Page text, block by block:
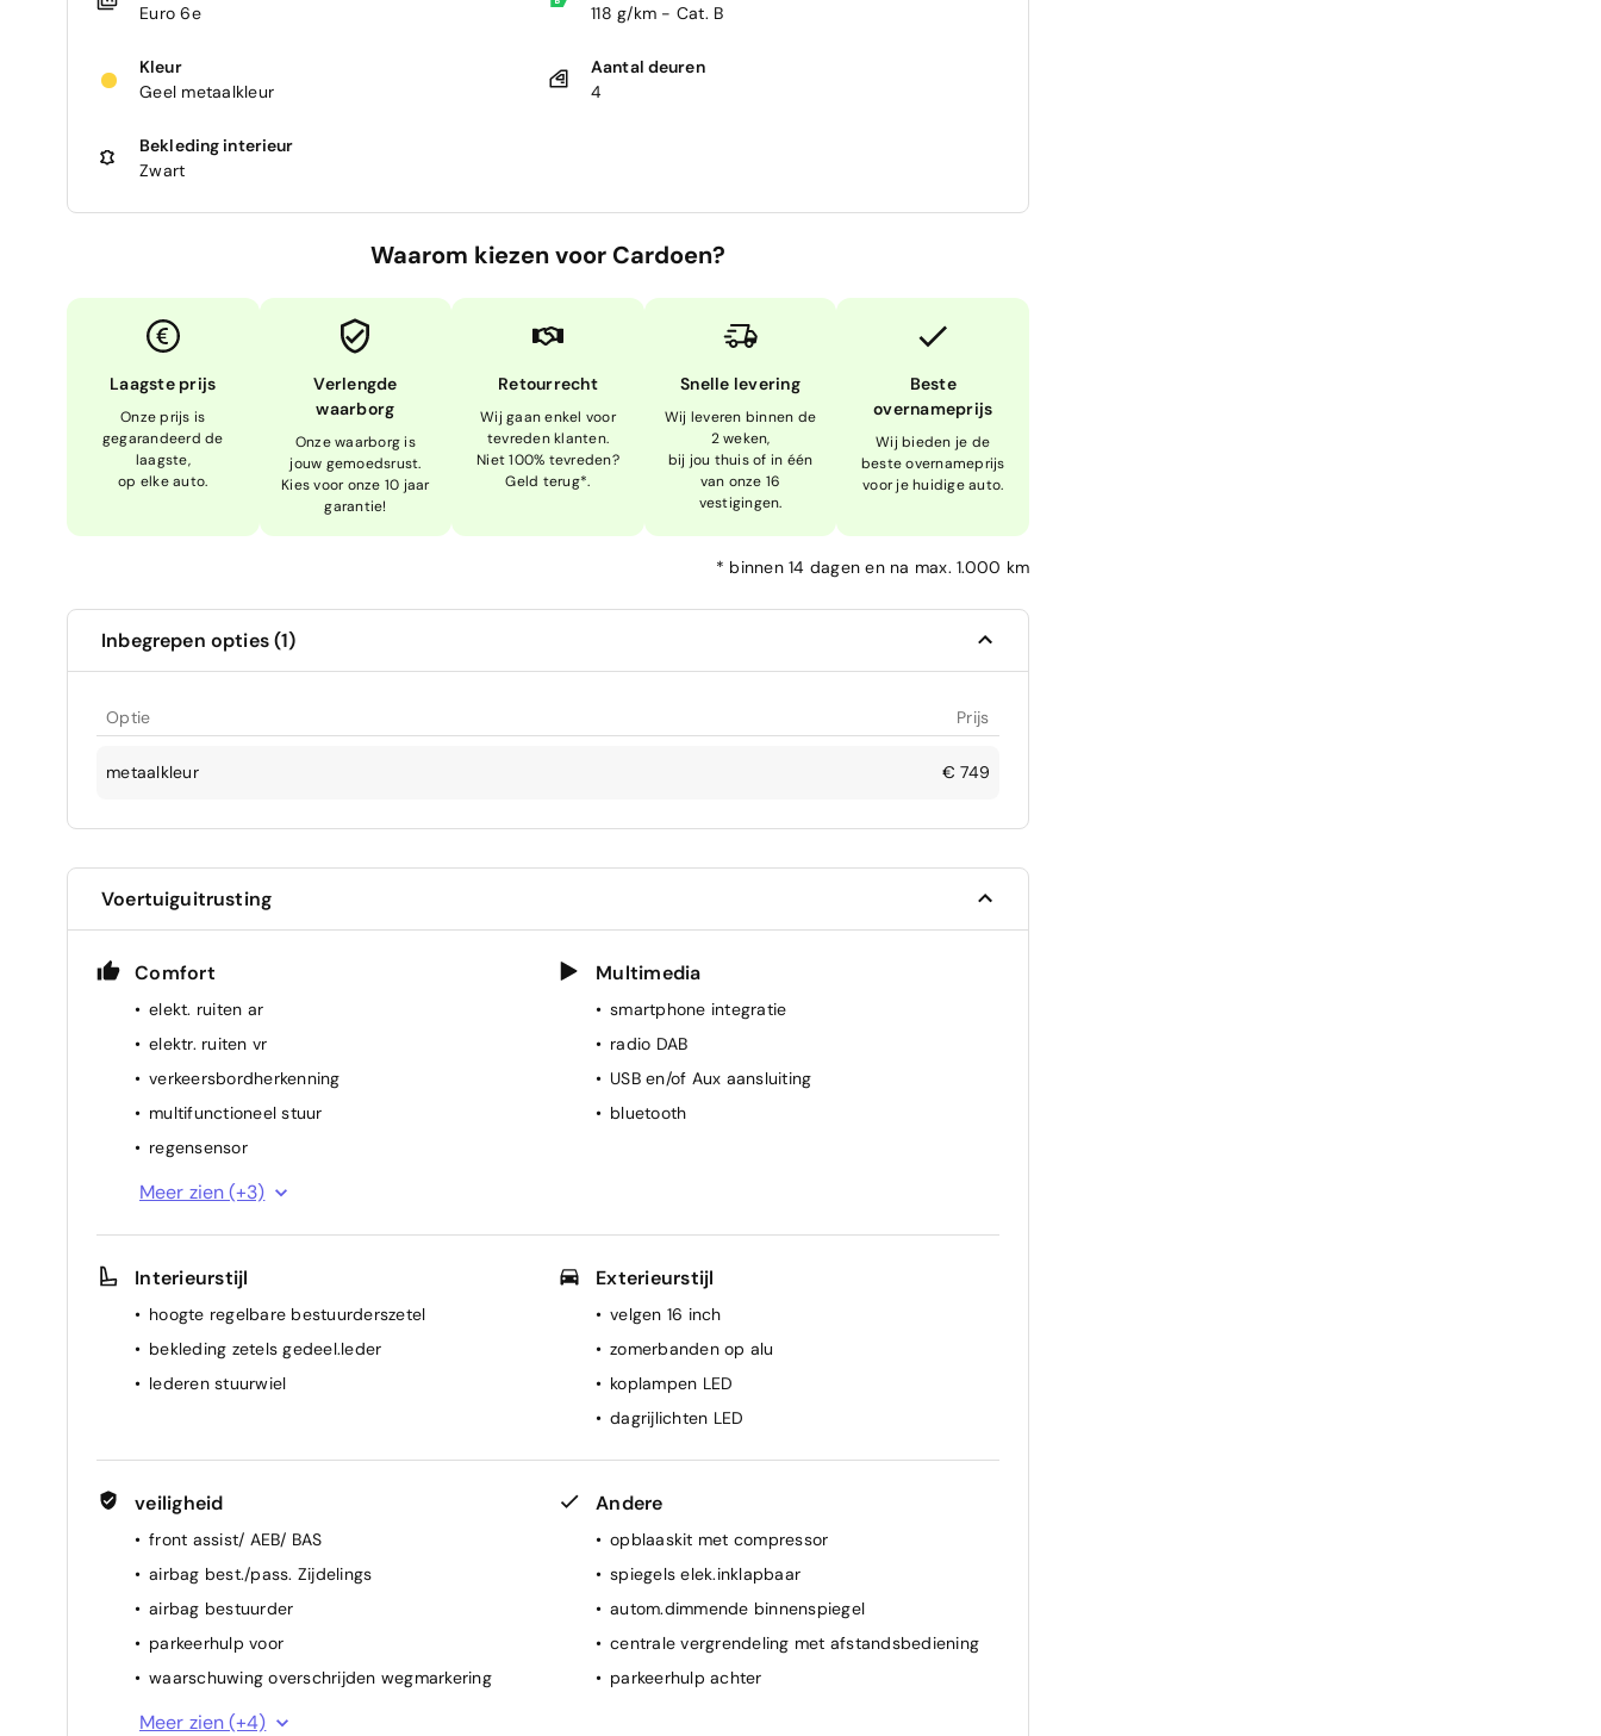
Euro 6e
118 g/km - Cat. B
Kleur
Geel metaalkleur
Aantal deuren
4
Bekleding interieur
Zwart
Waarom kiezen voor Cardoen?
Laagste prijs
Onze prijs is
gegarandeerd de
laagste,
op elke auto.
Verlengde
waarborg
Onze waarborg is
jouw gemoedsrust.
Kies voor onze 10 jaar
garantie!
Retourrecht
Wij gaan enkel voor
tevreden klanten.
Niet 100% tevreden?
Geld terug*.
Snelle levering
Wij leveren binnen de
2 weken,
bij jou thuis of in één
van onze 16
vestigingen.
Beste
overnameprijs
Wij bieden je de
beste overnameprijs
voor je huidige auto.
* binnen 14 dagen en na max. 1.000 km
Inbegrepen opties (1)
Optie Prijs
metaalkleur € 749
Voertuiguitrusting
Comfort
elekt. ruiten ar
elektr. ruiten vr
verkeersbordherkenning
multifunctioneel stuur
regensensor
spiegel(s) elektr.
Meer zien (+3)
Multimedia
smartphone integratie
radio DAB
USB en/of Aux aansluiting
bluetooth
Interieurstijl
hoogte regelbare bestuurderszetel
bekleding zetels gedeel.leder
lederen stuurwiel
Exterieurstijl
velgen 16 inch
zomerbanden op alu
koplampen LED
dagrijlichten LED
veiligheid
front assist/ AEB/ BAS
airbag best./pass. Zijdelings
airbag bestuurder
parkeerhulp voor
waarschuwing overschrijden wegmarkering
attention assist (vermoeidheidssensor)
Meer zien (+4)
Andere
opblaaskit met compressor
spiegels elek.inklapbaar
autom.dimmende binnenspiegel
centrale vergrendeling met afstandsbediening
parkeerhulp achter